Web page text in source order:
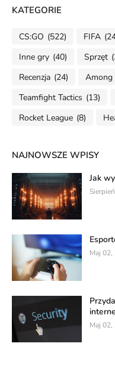
KATEGORIE
CS:GO (522) FIFA
Inne gry (40) Sprzęt
Recenzja (24) Among
Teamfight Tactics (13)
Rocket League (8)
NAJNOWSZE WPISY
Jak
Maj
Maj